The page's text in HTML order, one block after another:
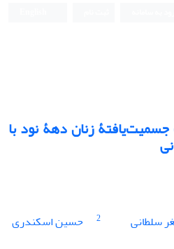
زنان دهۀ نود با
سلطانی 2 حسین اسکندری